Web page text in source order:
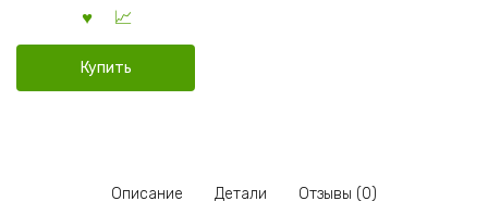
Купить
Описание Детали Отзывы (0)